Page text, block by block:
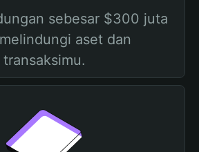
sebesar $300 juta
aset dan
transaksimu.